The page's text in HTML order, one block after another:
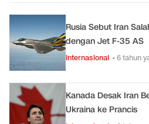
Rusia Sebut Iran
dengan Jet F-35 AS
Internasional • 6 tahun
Kanada Desak Iran
Ukraina ke Prancis